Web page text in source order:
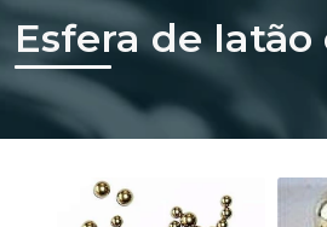
Esfera de